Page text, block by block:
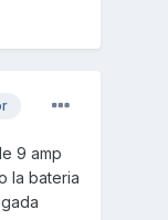
9 amp
la bateria